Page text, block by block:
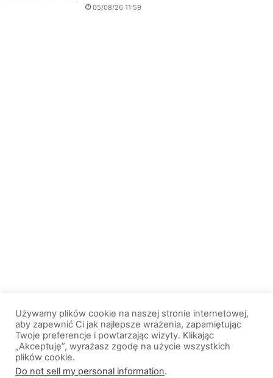
05/08/26 11:59
© 2013-2026, All Rights Reserved. Wszelkie prawa zastrzeżone. |
Używamy plików cookie na naszej stronie internetowej,
aby zapewnić Ci jak najlepsze wrażenia, zapamiętując
Twoje preferencje i powtarzając wizyty. Klikając
„Akceptuję”, wyrażasz zgodę na użycie wszystkich
plików cookie.
Do not sell my personal information.